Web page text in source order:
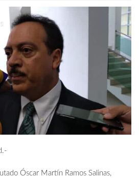
Óscar Martín Ramos Salinas,